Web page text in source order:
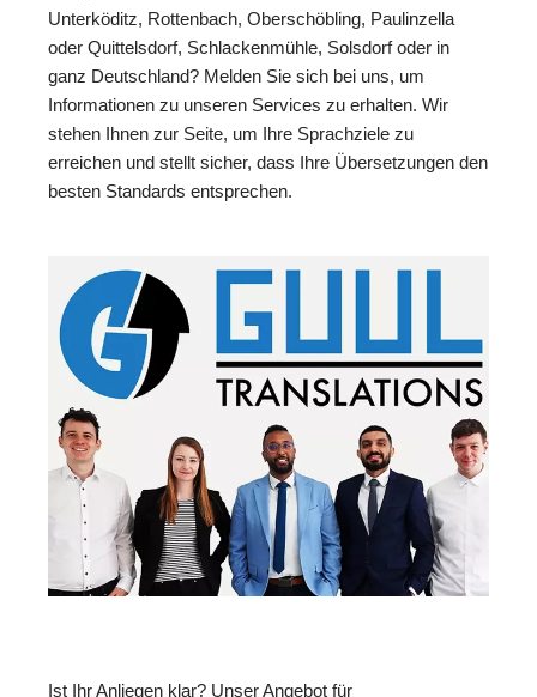
Unterköditz, Rottenbach, Oberschöbling, Paulinzella
oder Quittelsdorf, Schlackenmühle, Solsdorf oder in
ganz Deutschland? Melden Sie sich bei uns, um
Informationen zu unseren Services zu erhalten. Wir
stehen Ihnen zur Seite, um Ihre Sprachziele zu
erreichen und stellt sicher, dass Ihre Übersetzungen den
besten Standards entsprechen.
Ist Ihr Anliegen klar? Unser Angebot für